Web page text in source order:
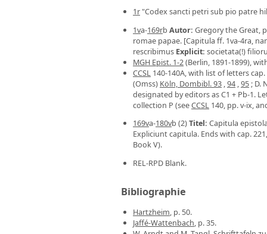
1r "Codex sancti petri sub pio patre
1va-169rb Autor: Gregory the Great,
romae papae. [Capitula ff. 1va-4ra,
rescribimus Explicit: societata(!)
MGH Epist. 1-2(Berlin, 1891-1899),
CCSL 140-140A, with list of letters cap.
(Omss) Köln, Dombibl. 93 ,94 ,95 ; D.
designated by editors as C1 + Pb-1.
collection P (seeCCSL 140, pp. v-ix,
169va-180vb (2)Titel: Capitula
Expliciunt capitula. Ends with cap.
Book V).
REL-RPD Blank.
Bibliographie
Hartzheim, p. 50.
Jaffé-Wattenbach, p. 35.